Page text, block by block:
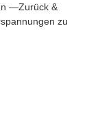
—Zurück &
zu